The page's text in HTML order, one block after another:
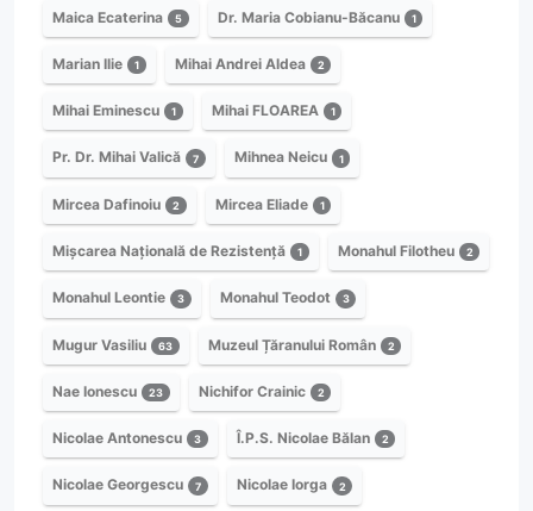
Maica Ecaterina 5 Dr. Maria Cobianu-Băcanu 1
Marian Ilie 1 Mihai Andrei Aldea 2
Mihai Eminescu 1 Mihai FLOAREA 1
Pr. Dr. Mihai Valică 7 Mihnea Neicu 1
Mircea Dafinoiu 2 Mircea Eliade 1
Mișcarea Națională de Rezistență 1 Monahul Filotheu 2
Monahul Leontie 3 Monahul Teodot 3
Mugur Vasiliu 63 Muzeul Țăranului Român 2
Nae Ionescu 23 Nichifor Crainic 2
Nicolae Antonescu 3 Î.P.S. Nicolae Bălan 2
Nicolae Georgescu 7 Nicolae Iorga 2